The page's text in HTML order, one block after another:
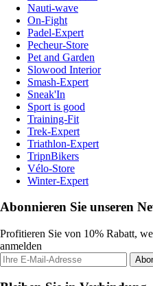
Nauti-wave
On-Fight
Padel-Expert
Pecheur-Store
Pet and Garden
Slowood Interior
Smash-Expert
Sneak'In
Sport is good
Training-Fit
Trek-Expert
Triathlon-Expert
TripnBikers
Vélo-Store
Winter-Expert
Abonnieren Sie unseren
Profitieren Sie von 10% Rabatt,
anmelden